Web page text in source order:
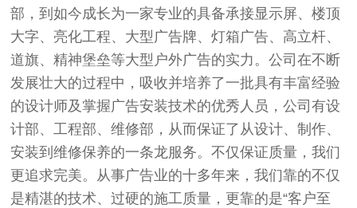
部，到如今成长为一家专业的具备承接显示屏、楼顶
大字、亮化工程、大型广告牌、灯箱广告、高立杆、
道旗、精神堡垒等大型户外广告的实力。公司在不断
发展壮大的过程中，吸收并培养了一批具有丰富经验
的设计师及掌握广告安装技术的优秀人员，公司有设
计部、工程部、维修部，从而保证了从设计、制作、
安装到维修保养的一条龙服务。不仅保证质量，我们
更追求完美。从事广告业的十多年来，我们靠的不仅
是精湛的技术、过硬的施工质量，更靠的是“客户至